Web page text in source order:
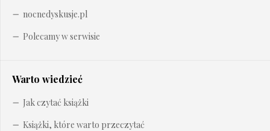
nocnedyskusje.pl
Polecamy w serwisie
Warto wiedzieć
Jak czytać książki
Książki, które warto przeczytać